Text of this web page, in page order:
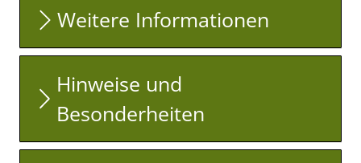
Weitere Informationen
Hinweise und
Besonderheiten